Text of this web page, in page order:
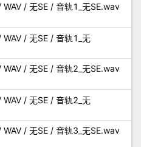
/ 无SE / 音轨1_无SE.wav
/ 无SE / 音轨1_无
/ 无SE / 音轨2_无SE.wav
/ 无SE / 音轨2_无
/ 无SE / 音轨3_无SE.wav